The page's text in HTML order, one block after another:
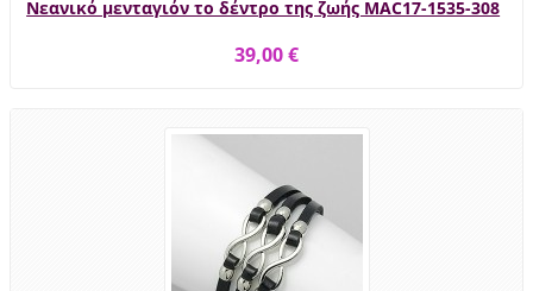
Νεανικό μενταγιόν το δέντρο της ζωής MAC17-1535-308
39,00 €